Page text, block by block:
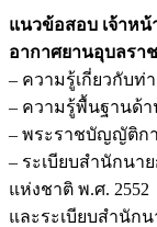
แนวข้อสอบ เจ้าห
อากาศยานอุบลรา
– ความรู้เกี่ยวกับท่
– ความรู้พื้นฐานด้
– พระราชบัญญัติกา
– ระเบียบสำนักนา
แห่งชาติ พ.ศ. 2552
และระเบียบสำนัก